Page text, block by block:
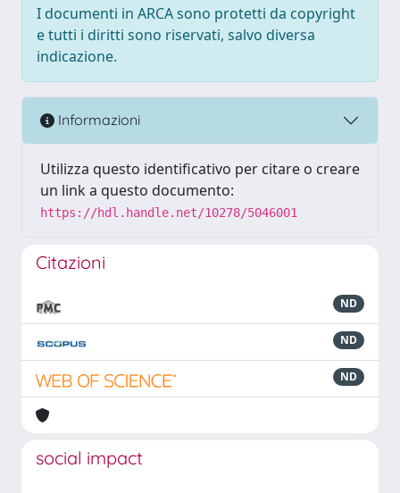
I documenti in ARCA sono protetti da copyright
e tutti i diritti sono riservati, salvo diversa
indicazione.
Informazioni
Utilizza questo identificativo per citare o creare
un link a questo documento:
https://hdl.handle.net/10278/5046001
Citazioni
ND
ND
ND
social impact